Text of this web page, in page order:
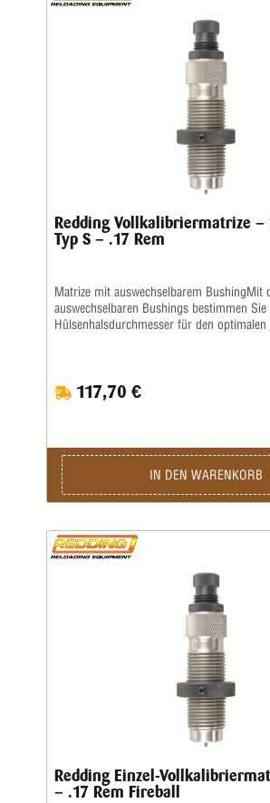
Redding Vollkalibriermatrize
Typ S – .17 Rem
Matrize mit auswechselbarem BushingMit
auswechselbaren Bushings bestimmen Sie
Hülsenhalsdurchmesser für den optimalen
Body Die- Standard-SetzmatrizeDie
Satz enthalten, bitte extra ordern.
117,70 €
IN DEN WARENKORB
Redding Einzel-
– .17 Rem Fireball